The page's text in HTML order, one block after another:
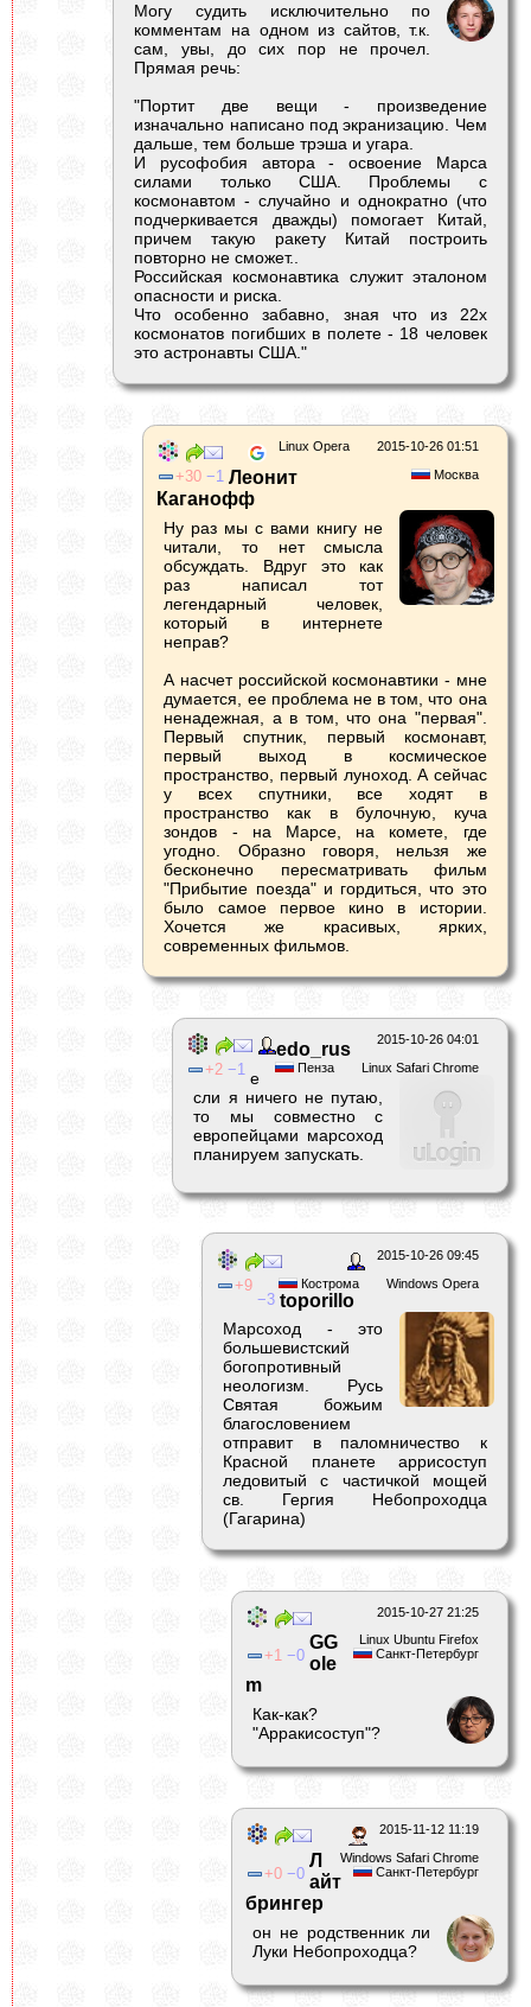
Могу судить исключительно по
комментам на одном из сайтов, т.к.
сам, увы, до сих пор не прочел.
Прямая речь:
"Портит две вещи - произведение
изначально написано под экранизацию. Чем
дальше, тем больше трэша и угара.
И русофобия автора - освоение Марса
силами только США. Проблемы с
космонавтом - случайно и однократно (что
подчеркивается дважды) помогает Китай,
причем такую ракету Китай построить
повторно не сможет..
Российская космонавтика служит эталоном
опасности и риска.
Что особенно забавно, зная что из 22х
космонатов погибших в полете - 18 человек
это астронавты США."
2015-10-26 01:51
Linux Opera
Москва
30 1 Леонит
Каганофф
Ну раз мы с вами книгу не
читали, то нет смысла
обсуждать. Вдруг это как
раз написал тот
легендарный человек,
который в интернете
неправ?
А насчет российской космонавтики - мне
думается, ее проблема не в том, что она
ненадежная, а в том, что она "первая".
Первый спутник, первый космонавт,
первый выход в космическое
пространство, первый луноход. А сейчас
у всех спутники, все ходят в
пространство как в булочную, куча
зондов - на Марсе, на комете, где
угодно. Образно говоря, нельзя же
бесконечно пересматривать фильм
"Прибытие поезда" и гордиться, что это
было самое первое кино в истории.
Хочется же красивых, ярких,
современных фильмов.
2015-10-26 04:01
Linux Safari Chrome
Пенза
2 1
edo_rus
е
сли я ничего не путаю,
то мы совместно с
европейцами марсоход
планируем запускать.
2015-10-26 09:45
Windows Opera
Кострома
9
3 toporillo
Марсоход - это
большевистский
богопротивный
неологизм. Русь
Святая божьим
благословением
отправит в паломничество к
Красной планете аррисоступ
ледовитый с частичкой мощей
св. Гергия Небопроходца
(Гагарина)
2015-10-27 21:25
Linux Ubuntu Firefox
Санкт-Петербург
1 0
GG
ole
m
Как-как?
"Арракисоступ"?
2015-11-12 11:19
Windows Safari Chrome
Санкт-Петербург
0 0
Л
айт
брингер
он не родственник ли
Луки Небопроходца?